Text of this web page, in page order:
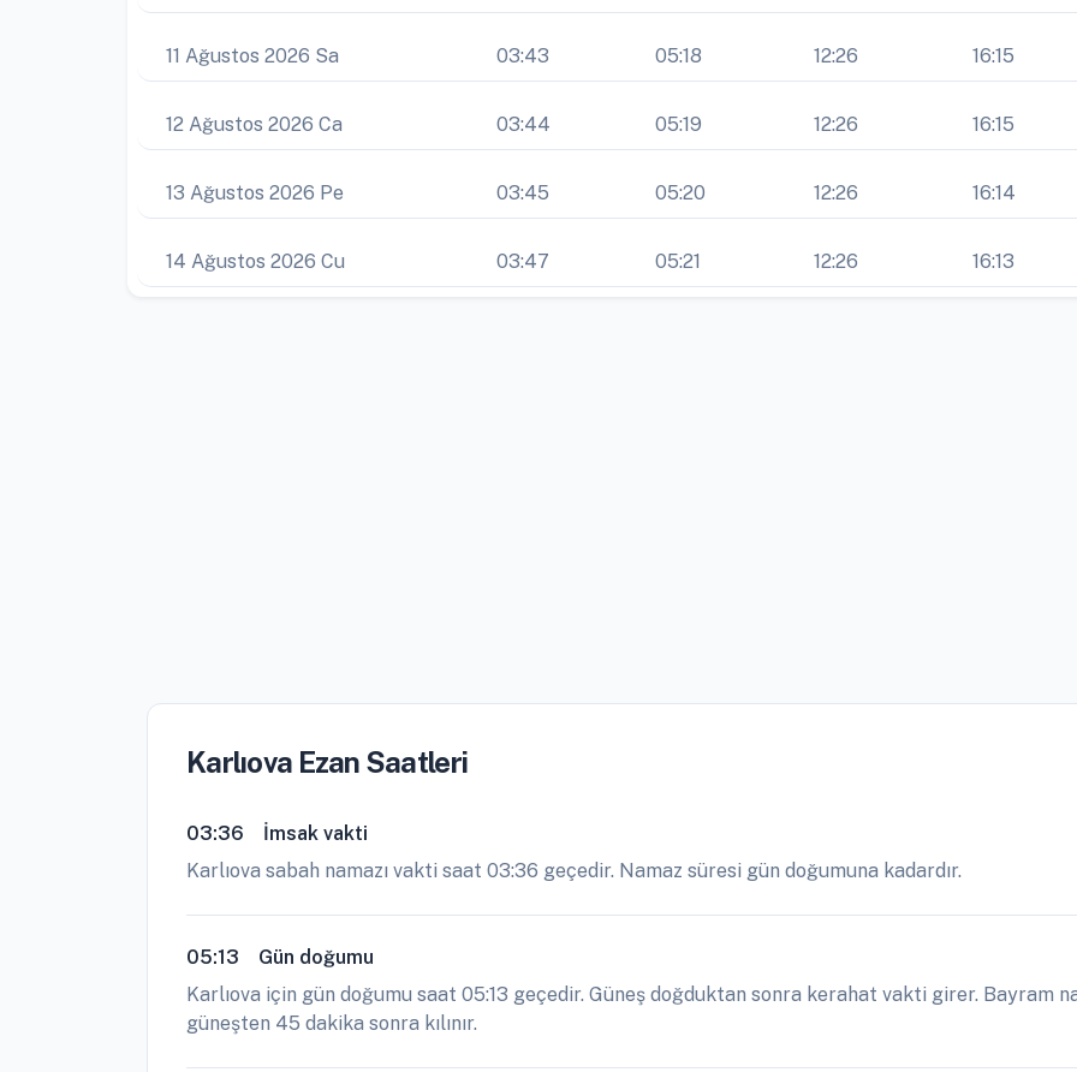
11 Ağustos 2026 Sa 03:43 05:18 12:26 16:15
12 Ağustos 2026 Ca 03:44 05:19 12:26 16:15
13 Ağustos 2026 Pe 03:45 05:20 12:26 16:14
14 Ağustos 2026 Cu 03:47 05:21 12:26 16:13
Karlıova Ezan Saatleri
03:36
İmsak vakti
Karlıova sabah namazı vakti saat 03:36 geçedir. Namaz süresi gün doğumuna kadardır.
05:13
Gün doğumu
Karlıova için gün doğumu saat 05:13 geçedir. Güneş doğduktan sonra kerahat vakti girer. Bayram
güneşten 45 dakika sonra kılınır.